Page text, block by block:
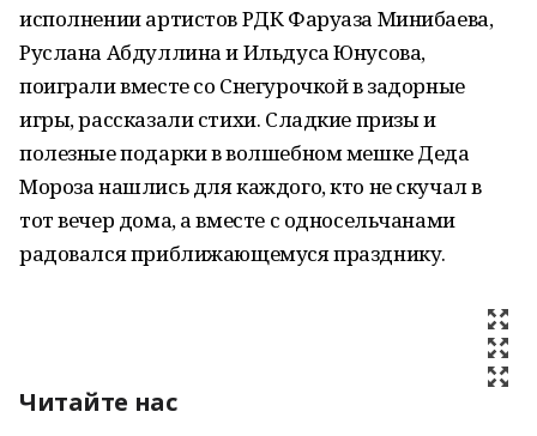
исполнении артистов РДК Фаруаза Минибаева,
Руслана Абдуллина и Ильдуса Юнусова,
поиграли вместе со Снегурочкой в задорные
игры, рассказали стихи. Сладкие призы и
полезные подарки в волшебном мешке Деда
Мороза нашлись для каждого, кто не скучал в
тот вечер дома, а вместе с односельчанами
радовался приближающемуся празднику.
Читайте нас